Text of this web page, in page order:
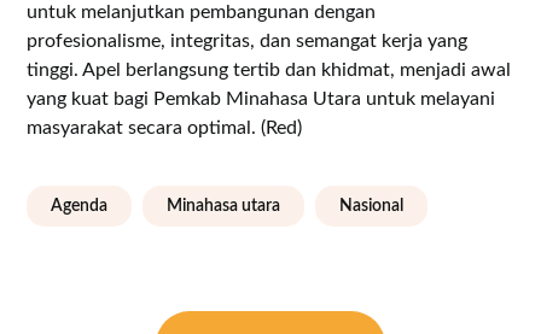
untuk melanjutkan pembangunan dengan
profesionalisme, integritas, dan semangat kerja yang
tinggi. Apel berlangsung tertib dan khidmat, menjadi awal
yang kuat bagi Pemkab Minahasa Utara untuk melayani
masyarakat secara optimal. (Red)
Agenda Minahasa utara Nasional